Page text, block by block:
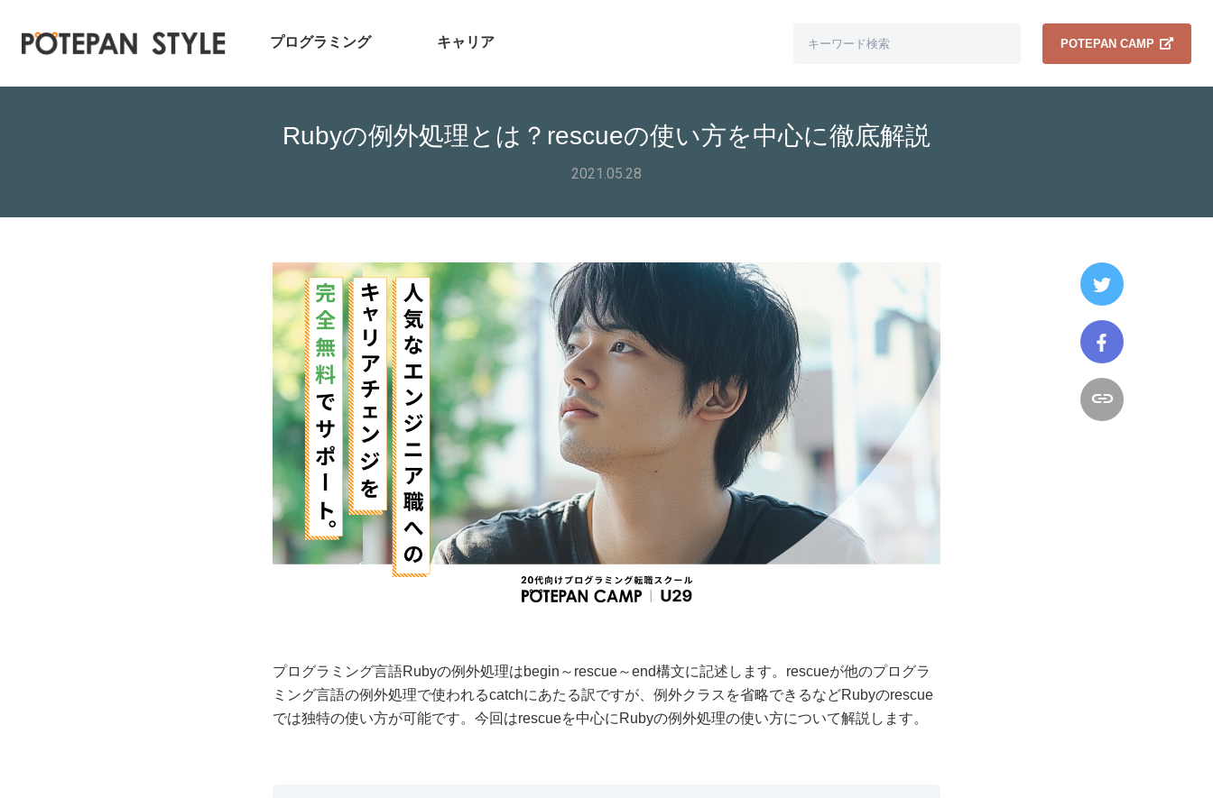
プログラミング キャリア POTEPAN CAMP
Rubyの例外処理とは？rescueの使い方を中心に徹底解説
2021.05.28
プログラミング言語Rubyの例外処理はbegin～rescue～end構文に記述します。rescueが他のプログラ
ミング言語の例外処理で使われるcatchにあたる訳ですが、例外クラスを省略できるなどRubyのrescue
では独特の使い方が可能です。今回はrescueを中心にRubyの例外処理の使い方について解説します。